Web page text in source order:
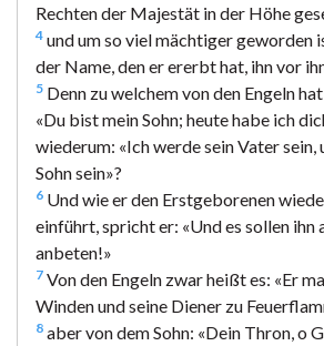
Rechten der Majestät in der Höhe
4 und um so viel mächtiger geworden
der Name, den er ererbt hat, ihn vor
5 Denn zu welchem von den Engeln
«Du bist mein Sohn; heute habe ich
wiederum: «Ich werde sein Vater sein,
Sohn sein»?
6 Und wie er den Erstgeborenen
einführt, spricht er: «Und es sollen ihn
anbeten!»
7 Von den Engeln zwar heißt es: «Er
Winden und seine Diener zu
8 aber von dem Sohn: «Dein Thron, o